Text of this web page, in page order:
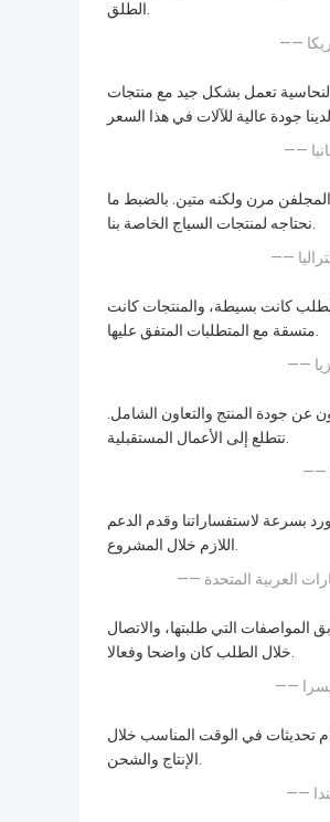
الطلق.
تعمل بشكل جيد مع منتجات
جودة عالية للآلات في هذا السعر
مرن ولكنه متين. بالضبط ما
نحتاجه لمنتجات السياج الخاصة بنا.
كانت بسيطة، والمنتجات كانت
متسقة مع المتطلبات المتفق عليها.
عن جودة المنتج والتعاون الشامل.
نتطلع إلى الأعمال المستقبلية.
بسرعة لاستفساراتنا وقدم الدعم
اللازم خلال المشروع.
العربية المتحدة
المواصفات التي طلبتها، والاتصال
خلال الطلب كان واضحا وفعالا.
تحديثات في الوقت المناسب خلال
الإنتاج والشحن.